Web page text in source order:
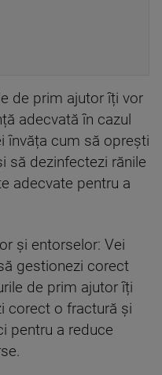
de prim ajutor îți vor
adecvată în cazul
învăța cum să oprești
să dezinfectezi rănile
adecvate pentru a
și entorselor: Vei
gestionezi corect
de prim ajutor îți
corect o fractură și
pentru a reduce